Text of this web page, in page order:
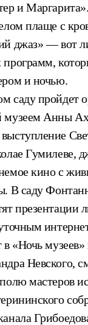
и
плаще с
джаз» — вот
и ночью.
саду пройдет
музеем Анны
Гумилеве,
кино с
В саду
презентации
«Ночь музеев»
Невского,
мастеров